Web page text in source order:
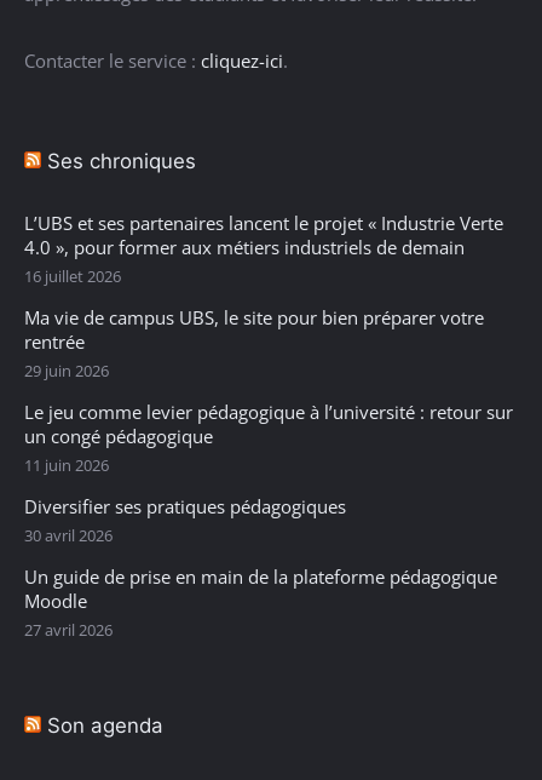
Contacter le service : cliquez-ici.
Ses chroniques
L’UBS et ses partenaires lancent le projet « Industrie Verte
4.0 », pour former aux métiers industriels de demain
16 juillet 2026
Ma vie de campus UBS, le site pour bien préparer votre
rentrée
29 juin 2026
Le jeu comme levier pédagogique à l’université : retour sur
un congé pédagogique
11 juin 2026
Diversifier ses pratiques pédagogiques
30 avril 2026
Un guide de prise en main de la plateforme pédagogique
Moodle
27 avril 2026
Son agenda